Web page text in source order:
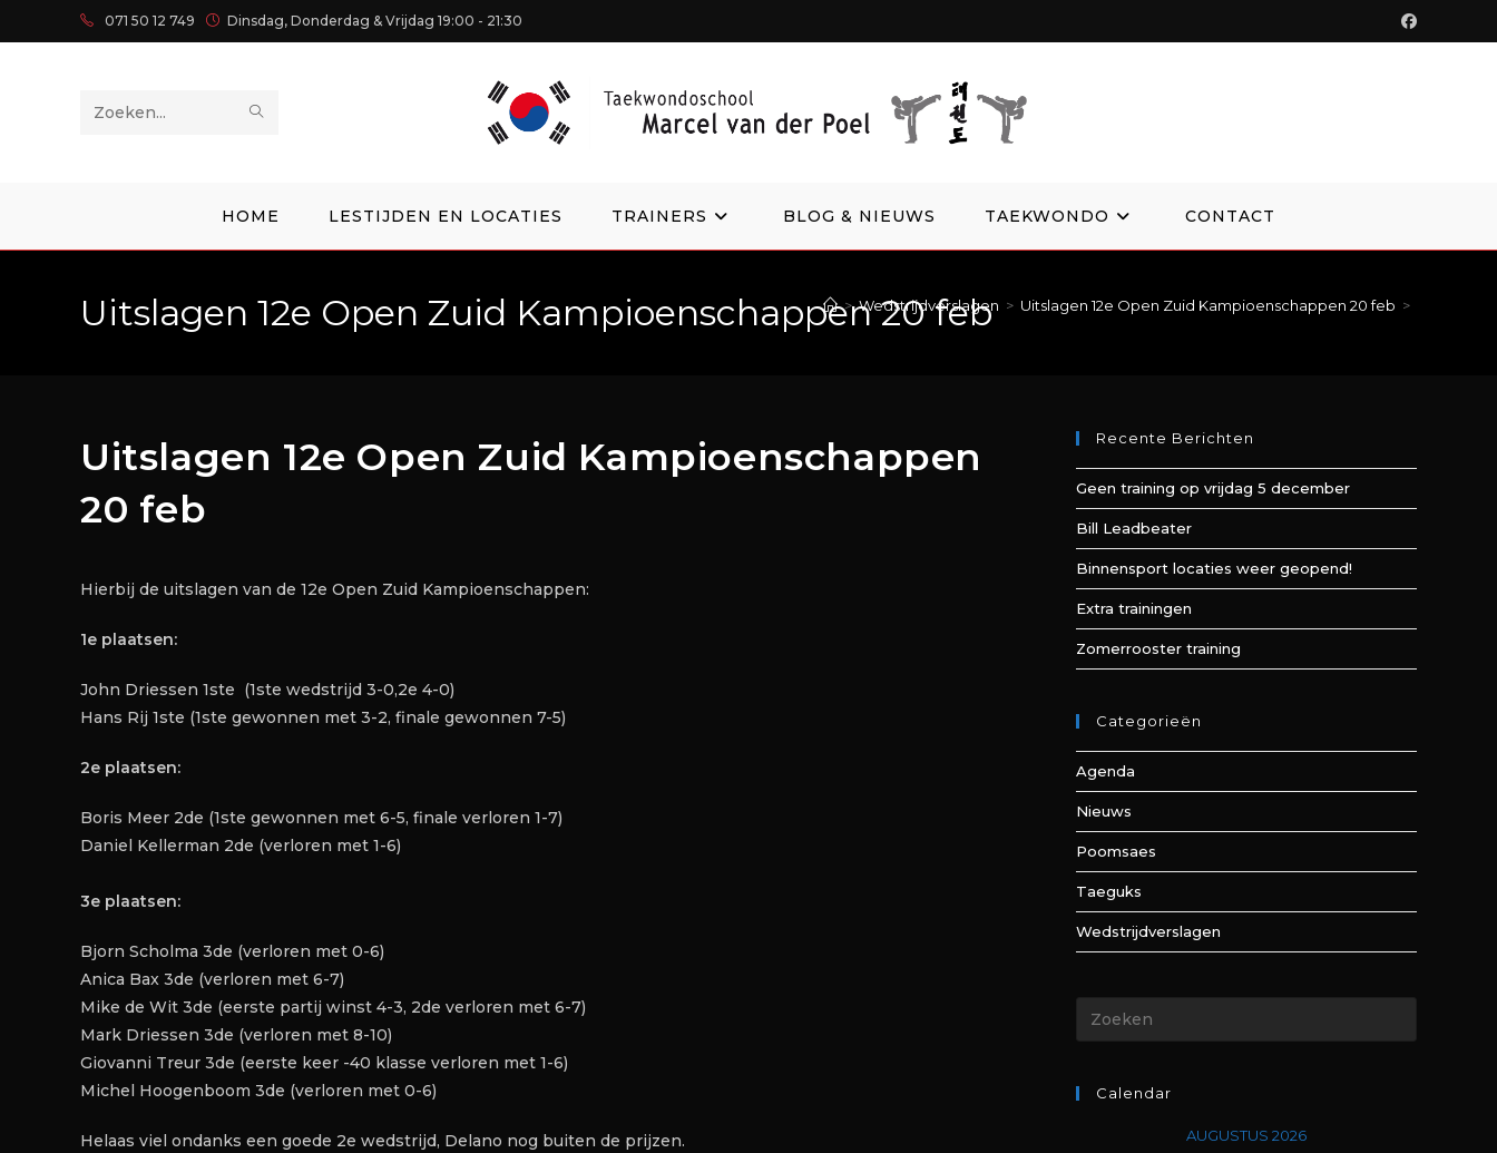
071 50 12 749 Dinsdag, Donderdag & Vrijdag 19:00 - 21:30
Zoek
site
HOME LESTIJDEN EN LOCATIES TRAINERS BLOG & NIEUWS TAEKWONDO CONTACT
Uitslagen 12e Open Zuid Kampioenschappen 20 feb
> Wedstrijdverslagen > Uitslagen 12e Open Zuid Kampioenschappen 20 feb >
Uitslagen 12e Open Zuid Kampioenschappen
20 feb
Hierbij de uitslagen van de 12e Open Zuid Kampioenschappen:
1e plaatsen:
John Driessen 1ste (1ste wedstrijd 3-0,2e 4-0)
Hans Rij 1ste (1ste gewonnen met 3-2, finale gewonnen 7-5)
2e plaatsen:
Boris Meer 2de (1ste gewonnen met 6-5, finale verloren 1-7)
Daniel Kellerman 2de (verloren met 1-6)
3e plaatsen:
Bjorn Scholma 3de (verloren met 0-6)
Anica Bax 3de (verloren met 6-7)
Mike de Wit 3de (eerste partij winst 4-3, 2de verloren met 6-7)
Mark Driessen 3de (verloren met 8-10)
Giovanni Treur 3de (eerste keer -40 klasse verloren met 1-6)
Michel Hoogenboom 3de (verloren met 0-6)
Helaas viel ondanks een goede 2e wedstrijd, Delano nog buiten de prijzen.
Recente Berichten
Geen training op vrijdag 5 december
Bill Leadbeater
Binnensport locaties weer geopend!
Extra trainingen
Zomerrooster training
Categorieën
Agenda
Nieuws
Poomsaes
Taeguks
Wedstrijdverslagen
Calendar
AUGUSTUS 2026